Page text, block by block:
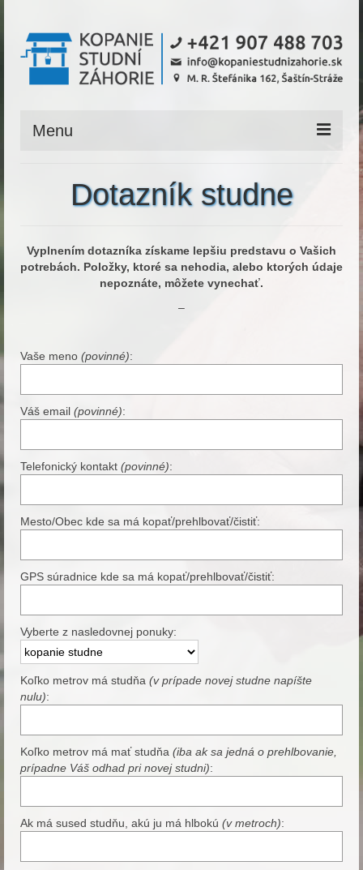
Menu
Referencie
Cenník
Dotazník studne
Vyplnením dotazníka získame lepšiu predstavu o Vašich
potrebách. Položky, ktoré sa nehodia, alebo ktorých údaje
nepoznáte, môžete vynechať.
–
Vaše meno (povinné):
Váš email (povinné):
Telefonický kontakt (povinné):
Mesto/Obec kde sa má kopať/prehlbovať/čistiť:
GPS súradnice kde sa má kopať/prehlbovať/čistiť:
Vyberte z nasledovnej ponuky:
Koľko metrov má studňa (v prípade novej studne napíšte
nulu):
Koľko metrov má mať studňa (iba ak sa jedná o prehlbovanie,
prípadne Váš odhad pri novej studni):
Ak má sused studňu, akú ju má hlbokú (v metroch):